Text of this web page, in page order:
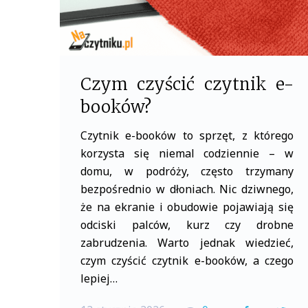
Czym czyścić czytnik e-
booków?
Czytnik e-booków to sprzęt, z którego
korzysta się niemal codziennie – w
domu, w podróży, często trzymany
bezpośrednio w dłoniach. Nic dziwnego,
że na ekranie i obudowie pojawiają się
odciski palców, kurz czy drobne
zabrudzenia. Warto jednak wiedzieć,
czym czyścić czytnik e-booków, a czego
lepiej…